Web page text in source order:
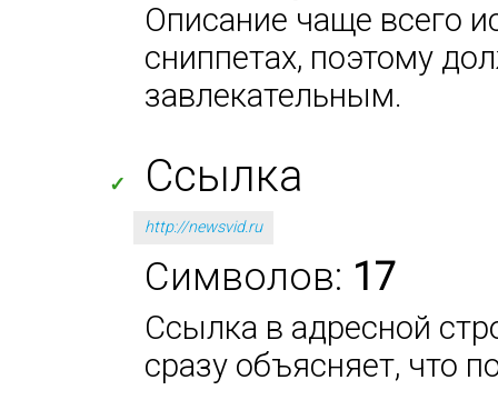
Описание чаще всего
сниппетах, поэтому
завлекательным.
✓ Ссылка
http://newsvid.ru
Символов: 17
Ссылка в адресной
сразу объясняет, что